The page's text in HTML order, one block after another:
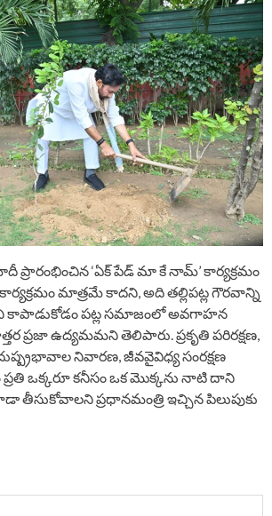
ప్రారంభించిన ‘ఏక్ పేడ్ మా కే నామ్’ కార్యక్రమం
మాత్రమే కాదని, అది తల్లిపట్ల గౌరవాన్ని
కాపాడుకోడం పట్ల సమాజంలో అవగాహన
ప్రజా ఉద్యమమని తెలిపారు. ప్రకృతి పరిరక్షణ,
నివారణ, జీవవైవిధ్య సంరక్షణ
ఒక్కరూ కనీసం ఒక మొక్కను నాటి దాని
తీసుకోవాలని ప్రధానమంత్రి ఇచ్చిన పిలుపుకు